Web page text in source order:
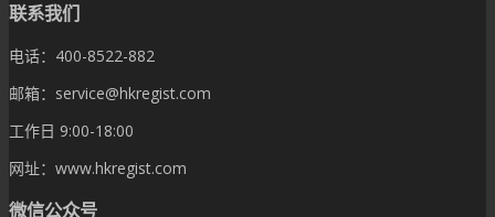
联系我们
电话：400-8522-882
邮箱：service@hkregist.com
工作日 9:00-18:00
网址：www.hkregist.com
微信公众号